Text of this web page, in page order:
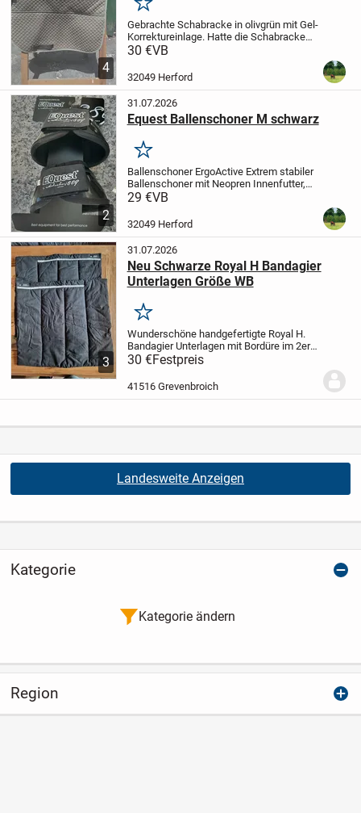
4
Merken
Gebrachte Schabracke in olivgrün mit Gel-
Korrektureinlage. Hatte die Schabracke
unter einem VSD Sattel mit 17 und 18
vorhanden. Da die neue EU-Richtlinie...
30 €VB
32049 Herford
2
31.07.2026
Equest Ballenschoner M schwarz
Merken
Ballenschoner ErgoActive Extrem stabiler
Ballenschoner mit Neopren Innenfutter,
schützt den Hufballen vor Tritt- und
anatomischen Schnitt sowie dem starken
29 €VB
32049 Herford
3
31.07.2026
Neu Schwarze Royal H Bandagier
Unterlagen Größe WB
Merken
Wunderschöne handgefertigte Royal H.
Bandagier Unterlagen mit Bordüre im 2er
Set für Vorder- oder Hinterbeine.
Warmblut : Länge ca. 45 cm Breite 50 cm
noch nie am Pferd Der Artikel ist noch...
30 €Festpreis
41516 Grevenbroich
Landesweite Anzeigen
Kategorie
Kategorie ändern
Region